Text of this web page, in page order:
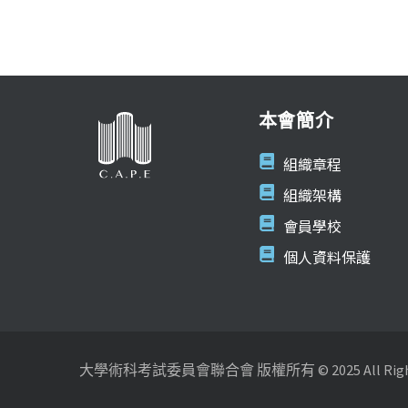
本會簡介
組織章程
組織架構
會員學校
個人資料保護
大學術科考試委員會聯合會 版權所有 © 2025 All